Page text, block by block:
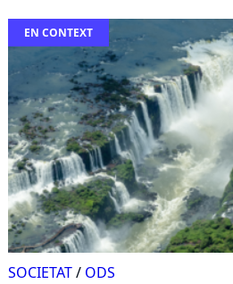
EN CONTEXT
SOCIETAT/ ODS